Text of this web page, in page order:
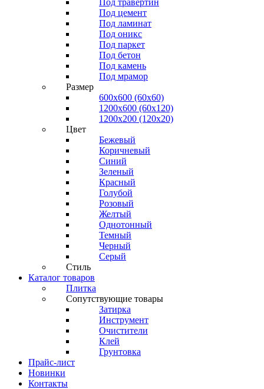
Под травертин
Под цемент
Под ламинат
Под оникс
Под паркет
Под бетон
Под камень
Под мрамор
Размер
600х600 (60х60)
1200х600 (60х120)
1200х200 (120x20)
Цвет
Бежевый
Коричневый
Синий
Зеленый
Красный
Голубой
Розовый
Желтый
Однотонный
Темный
Черный
Серый
Стиль
Каталог товаров
Плитка
Сопутствующие товары
Затирка
Инструмент
Очистители
Клей
Грунтовка
Прайс-лист
Новинки
Контакты